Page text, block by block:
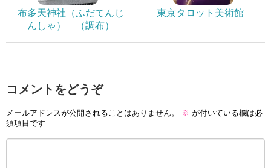
布多天神社（ふだてんじ
んしゃ） （調布）
東京タロット美術館
コメントをどうぞ
メールアドレスが公開されることはありません。 ※ が付いている欄は必
須項目です